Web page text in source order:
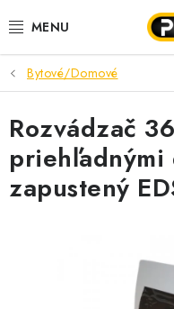
na
AKCIE
LED PÁSY
MODULÁRNE PRÍSTROJE
Bytové/Domové
Rozvádzač
priehľadnými
zapustený